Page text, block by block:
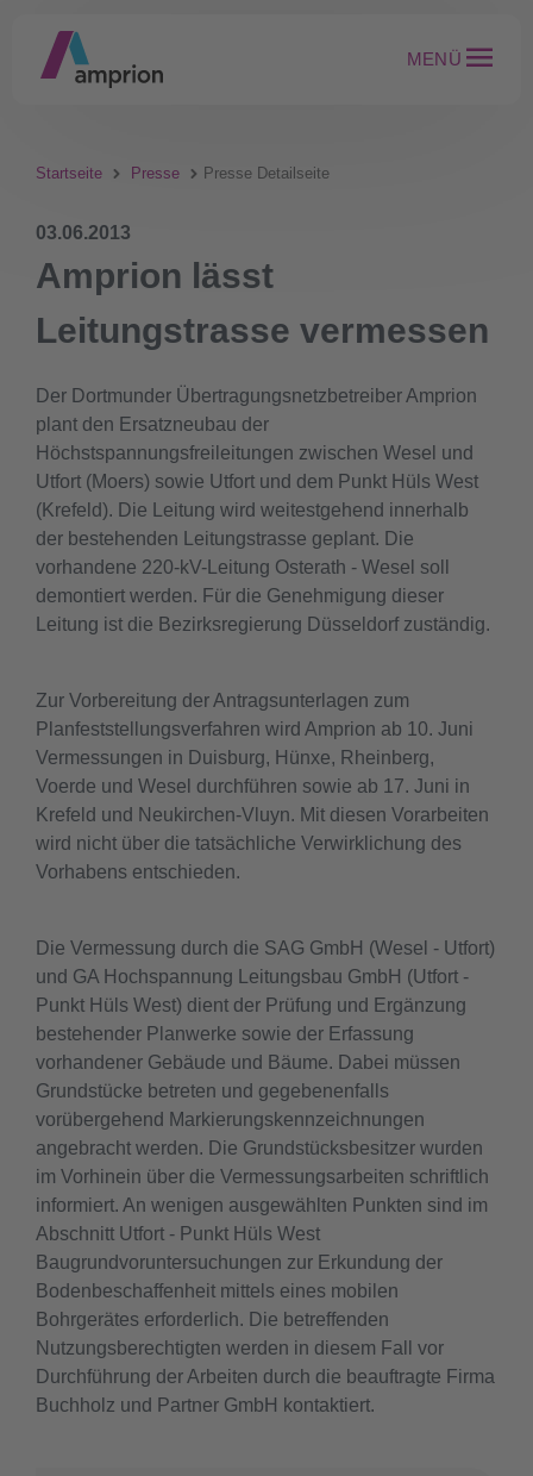
MENÜ
Startseite Presse Presse Detailseite
03.06.2013
Amprion lässt
Leitungstrasse vermessen
Der Dortmunder Übertragungsnetzbetreiber Amprion
plant den Ersatzneubau der
Höchstspannungsfreileitungen zwischen Wesel und
Utfort (Moers) sowie Utfort und dem Punkt Hüls West
(Krefeld). Die Leitung wird weitestgehend innerhalb
der bestehenden Leitungstrasse geplant. Die
vorhandene 220-kV-Leitung Osterath - Wesel soll
demontiert werden. Für die Genehmigung dieser
Leitung ist die Bezirksregierung Düsseldorf zuständig.
Zur Vorbereitung der Antragsunterlagen zum
Planfeststellungsverfahren wird Amprion ab 10. Juni
Vermessungen in Duisburg, Hünxe, Rheinberg,
Voerde und Wesel durchführen sowie ab 17. Juni in
Krefeld und Neukirchen-Vluyn. Mit diesen Vorarbeiten
wird nicht über die tatsächliche Verwirklichung des
Vorhabens entschieden.
Die Vermessung durch die SAG GmbH (Wesel - Utfort)
und GA Hochspannung Leitungsbau GmbH (Utfort -
Punkt Hüls West) dient der Prüfung und Ergänzung
bestehender Planwerke sowie der Erfassung
vorhandener Gebäude und Bäume. Dabei müssen
Grundstücke betreten und gegebenenfalls
vorübergehend Markierungskennzeichnungen
angebracht werden. Die Grundstücksbesitzer wurden
im Vorhinein über die Vermessungsarbeiten schriftlich
informiert. An wenigen ausgewählten Punkten sind im
Abschnitt Utfort - Punkt Hüls West
Baugrundvoruntersuchungen zur Erkundung der
Bodenbeschaffenheit mittels eines mobilen
Bohrgerätes erforderlich. Die betreffenden
Nutzungsberechtigten werden in diesem Fall vor
Durchführung der Arbeiten durch die beauftragte Firma
Buchholz und Partner GmbH kontaktiert.